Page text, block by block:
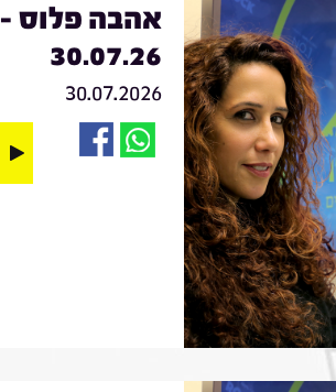
אהבה פלוס -
30.07.26
30.07.2026